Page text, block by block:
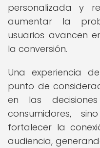
personalizada y
aumentar la
usuarios avancen
la conversión.
Una experiencia
punto de
en las
consumidores,
fortalecer la
audiencia,